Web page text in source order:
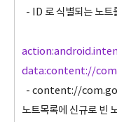
- ID 로 식별되는 노트
data:content://
- content://
노트목록에 신규로 빈